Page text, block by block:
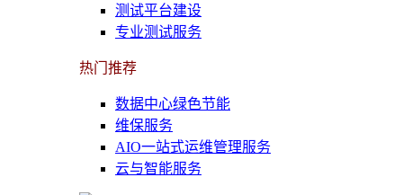
测试平台建设
专业测试服务
热门推荐
数据中心绿色节能
维保服务
AIO一站式运维管理服务
云与智能服务